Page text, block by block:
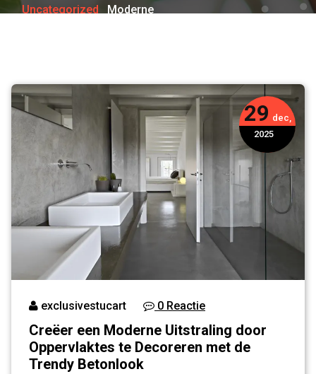
Uncategorized
Moderne
met de
Trendy
Betonlook
29 dec,
2025
exclusivestucart 0 Reactie
Creëer een Moderne Uitstraling door
Oppervlaktes te Decoreren met de
Trendy Betonlook